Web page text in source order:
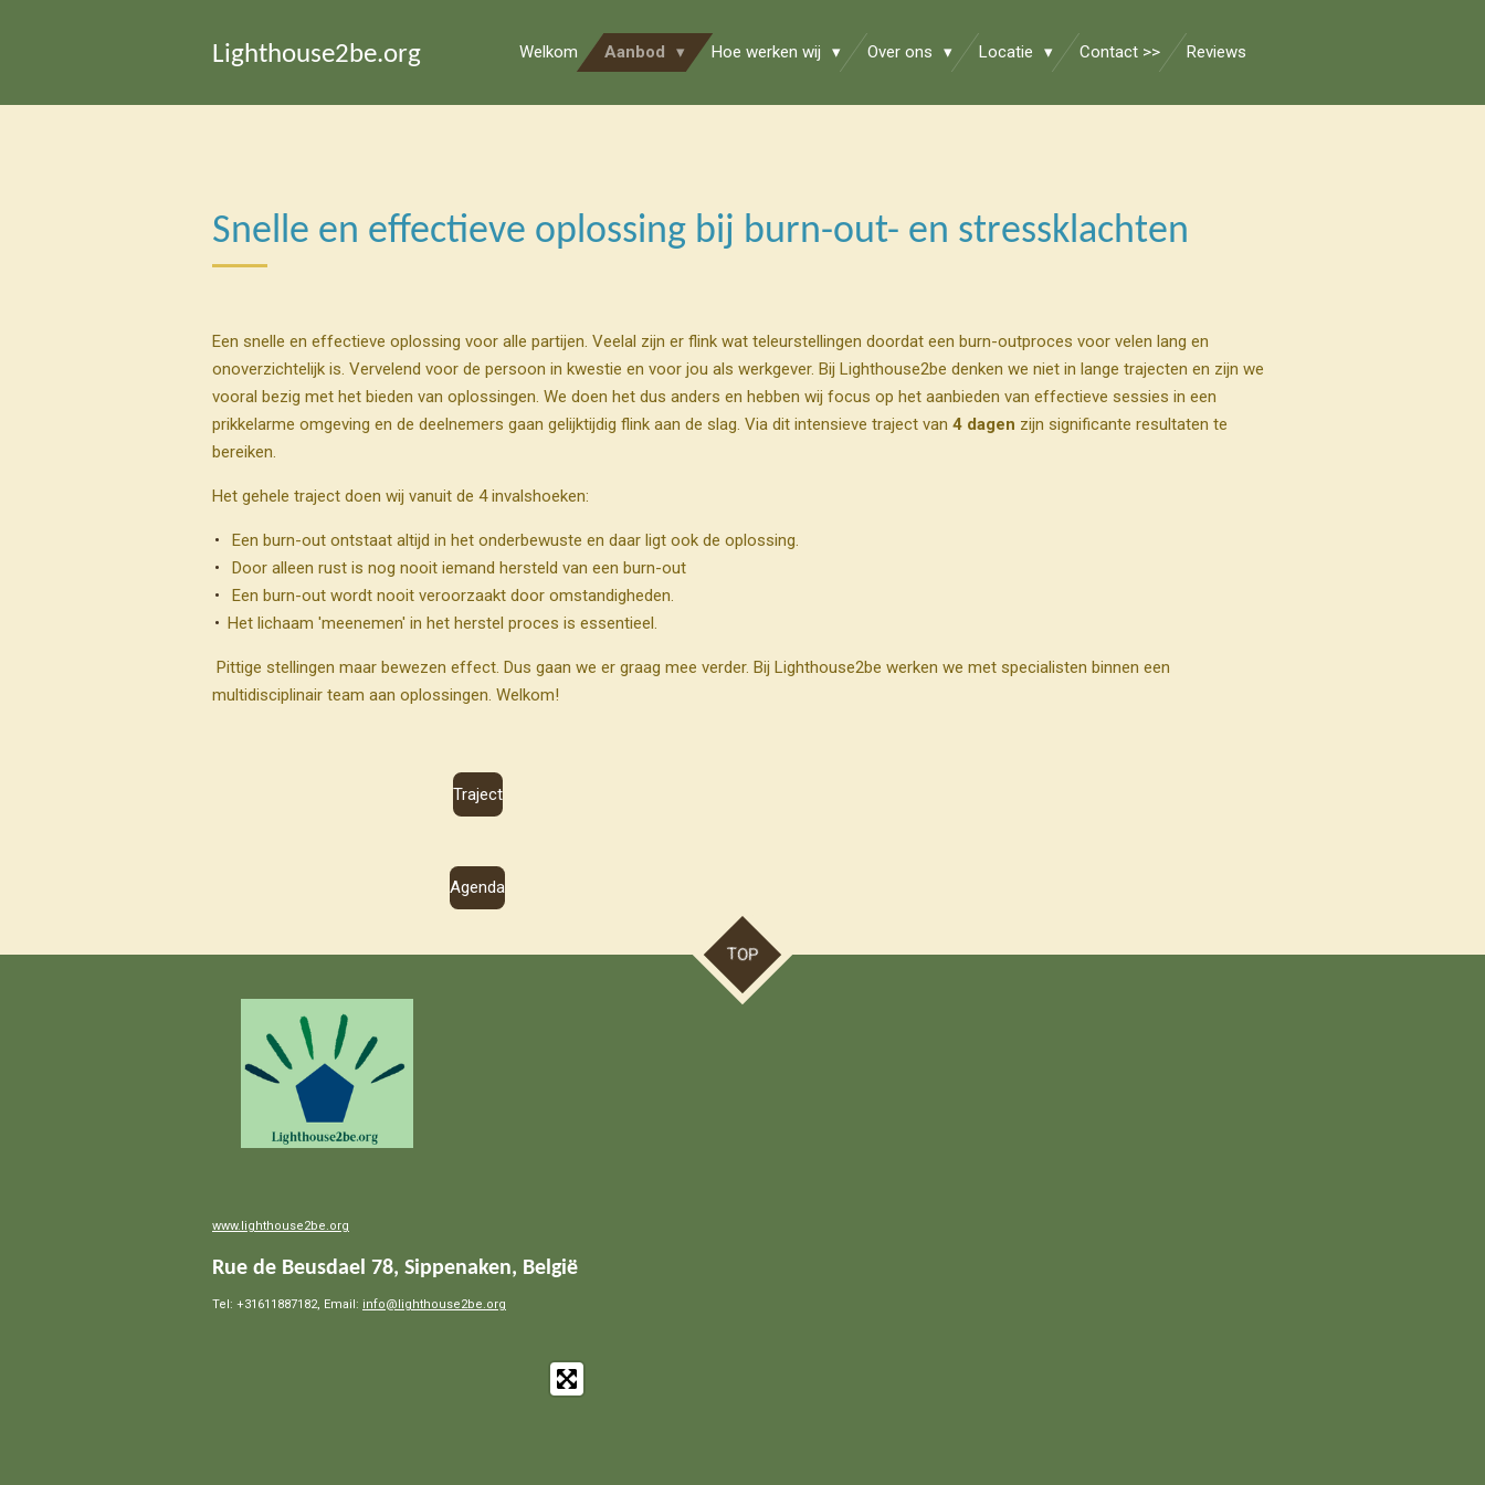
de
Lighthouse2be.org Welkom Aanbod Hoe werken wij Over ons Locatie Contact >> Reviews
Snelle en effectieve oplossing bij burn-out- en stressklachten
Een snelle en effectieve oplossing voor alle partijen. Veelal zijn er flink wat teleurstellingen doordat een burn-outproces voor velen lang en
onoverzichtelijk is. Vervelend voor de persoon in kwestie en voor jou als werkgever. Bij Lighthouse2be denken we niet in lange trajecten en zijn we
vooral bezig met het bieden van oplossingen. We doen het dus anders en hebben wij focus op het aanbieden van effectieve sessies in een
prikkelarme omgeving en de deelnemers gaan gelijktijdig flink aan de slag. Via dit intensieve traject van 4 dagen zijn significante resultaten te
bereiken.
Het gehele traject doen wij vanuit de 4 invalshoeken:
Een burn-out ontstaat altijd in het onderbewuste en daar ligt ook de oplossing.
Door alleen rust is nog nooit iemand hersteld van een burn-out
Een burn-out wordt nooit veroorzaakt door omstandigheden.
Het lichaam 'meenemen' in het herstel proces is essentieel.
Pittige stellingen maar bewezen effect. Dus gaan we er graag mee verder. Bij Lighthouse2be werken we met specialisten binnen een
multidisciplinair team aan oplossingen. Welkom!
Traject
Agenda
TOP
www.lighthouse2be.org
Rue de Beusdael 78, Sippenaken, België
Tel: +31611887182, Email: info@lighthouse2be.org